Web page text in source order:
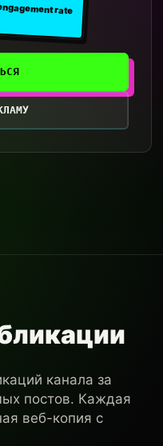
rate
канала за
постов. Каждая
веб-копия с